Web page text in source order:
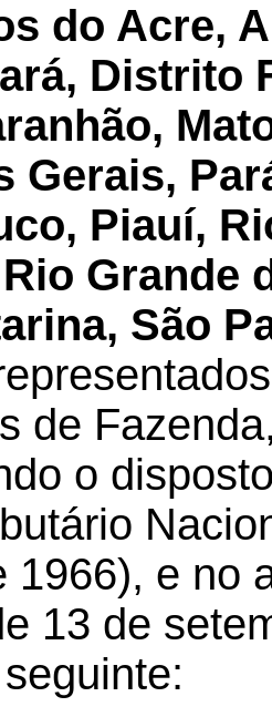
do Acre,
Distrito
Gerais,
Piauí,
Grande
São
de
o
1966), e no
13 de